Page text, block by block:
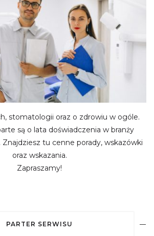
stomatologii oraz o zdrowiu w ogóle.
są o lata doświadczenia w branży
tu cenne porady, wskazówki
oraz wskazania.
Zapraszamy!
PARTER SERWISU